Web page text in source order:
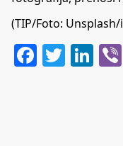
(TIP/Foto: